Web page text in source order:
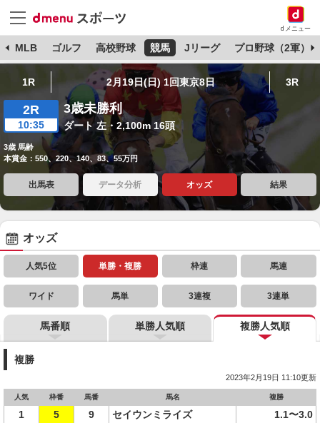
dメニュー
MLB ゴルフ 高校野球 競馬 Jリーグ プロ野球（2軍）
1R 2月19日(日) 1回東京8日 3R
2R
10:35
3歳未勝利
ダート 左・2,100m 16頭
3歳 馬齢
本賞金：550、220、140、83、55万円
出馬表 データ分析 オッズ 結果
オッズ
人気5位 単勝・複勝 枠連 馬連
ワイド 馬単 3連複 3連単
馬番順 単勝人気順 複勝人気順
複勝
2023年2月19日 11:10更新
人気 枠番 馬番 馬名 複勝
1 5 9 セイウンミライズ
1.1〜3.0